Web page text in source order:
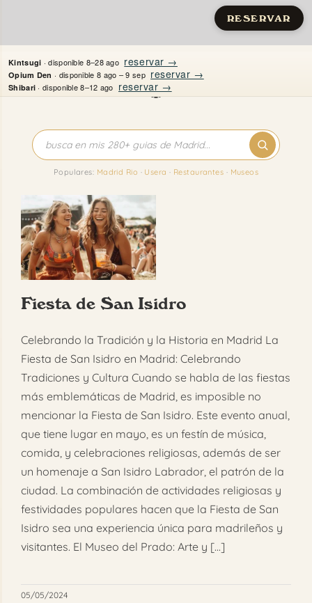
RESERVAR
Kintsugi · disponible 8–28 ago reservar →
Opium Den · disponible 8 ago – 9 sep reservar →
Shibari · disponible 8–12 ago reservar →
al
contenido
Apartamentos
Quién es Justine
Guías
Mi Madrid
Contacto
FAQ
Reservar
Populares: Madrid Rio · Usera · Restaurantes · Museos
Fiesta de San Isidro
Celebrando la Tradición y la Historia en Madrid La
Fiesta de San Isidro en Madrid: Celebrando
Tradiciones y Cultura Cuando se habla de las fiestas
más emblemáticas de Madrid, es imposible no
mencionar la Fiesta de San Isidro. Este evento anual,
que tiene lugar en mayo, es un festín de música,
comida, y celebraciones religiosas, además de ser
un homenaje a San Isidro Labrador, el patrón de la
ciudad. La combinación de actividades religiosas y
festividades populares hacen que la Fiesta de San
Isidro sea una experiencia única para madrileños y
visitantes. El Museo del Prado: Arte y [...]
05/05/2024